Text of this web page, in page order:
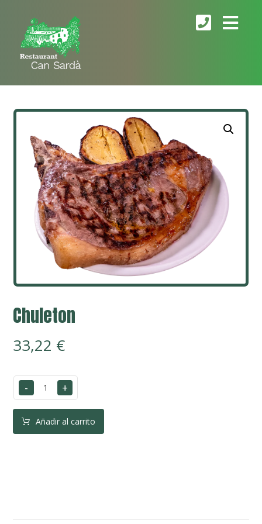
Chuleton
33,22 €
- +
Añadir al carrito